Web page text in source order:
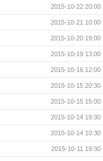
2015-10-22 20:00
2015-10-21 10:00
2015-10-20 19:00
2015-10-19 13:00
2015-10-16 12:00
2015-10-15 20:30
2015-10-15 15:00
2015-10-14 19:30
2015-10-14 10:30
2015-10-11 19:30